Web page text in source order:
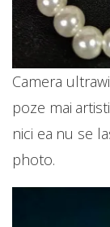
Camera
poze mai
nici ea nu se
photo.